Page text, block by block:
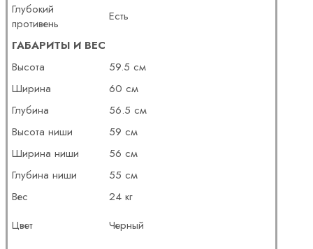
Глубокий
противень
Есть
ГАБАРИТЫ И ВЕС
Высота
59.5 см
Ширина
60 см
Глубина
56.5 см
Высота ниши
59 см
Ширина ниши
56 см
Глубина ниши
55 см
Вес
24 кг
Цвет
Черный